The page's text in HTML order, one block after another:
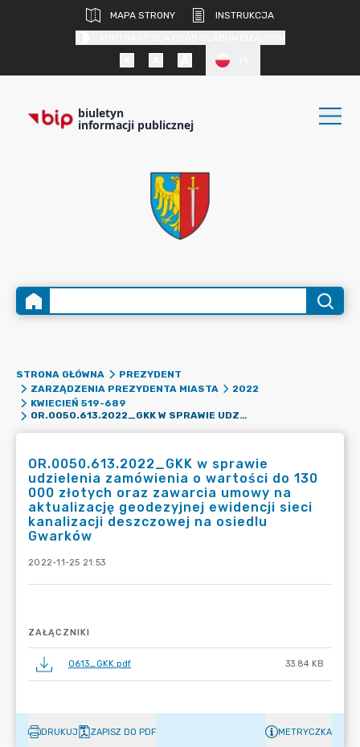
MAPA STRONY
INSTRUKCJA
biuletyn
informacji publicznej
STRONA GŁÓWNA
PREZYDENT
ZARZĄDZENIA PREZYDENTA MIASTA
2022
KWIECIEŃ 519-689
OR.0050.613.2022_GKK W SPRAWIE UDZIELENIA ZAMÓWIENIA O WARTOŚCI DO 130 000 ZŁOTYCH ORAZ ZAWARCIA UMOWY NA AKTUALIZACJĘ GEODEZYJNEJ EWIDENCJI SIECI KANALIZACJI DESZCZOWEJ NA OSIEDLU GWARKÓW
OR.0050.613.2022_GKK w sprawie
udzielenia zamówienia o wartości do 130
000 złotych oraz zawarcia umowy na
aktualizację geodezyjnej ewidencji sieci
kanalizacji deszczowej na osiedlu
Gwarków
2022-11-25 21:53
ZAŁĄCZNIKI
0613_GKK.pdf 33.84 KB
DRUKUJ ZAPISZ DO PDF METRYCZKA